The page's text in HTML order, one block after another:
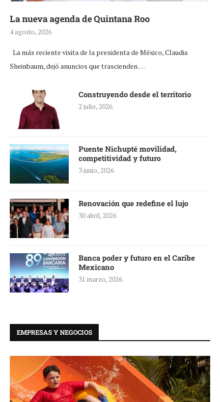
La nueva agenda de Quintana Roo
4 agosto, 2026
La más reciente visita de la presidenta de México, Claudia
Sheinbaum, dejó anuncios que trascienden …
Construyendo desde el territorio
2 julio, 2026
Puente Nichupté movilidad,
competitividad y futuro
3 junio, 2026
Renovación que redefine el lujo
30 abril, 2026
Banca poder y futuro en el Caribe
Mexicano
31 marzo, 2026
EMPRESAS Y NEGOCIOS